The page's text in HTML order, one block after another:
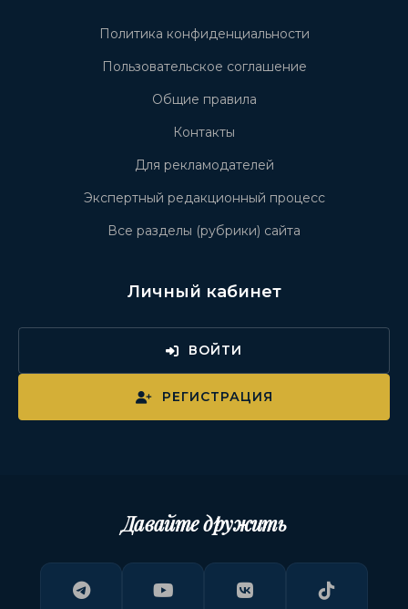
Политика конфиденциальности
Пользовательское соглашение
Общие правила
Контакты
Для рекламодателей
Экспертный редакционный процесс
Все разделы (рубрики) сайта
Личный кабинет
ВОЙТИ
РЕГИСТРАЦИЯ
Давайте дружить